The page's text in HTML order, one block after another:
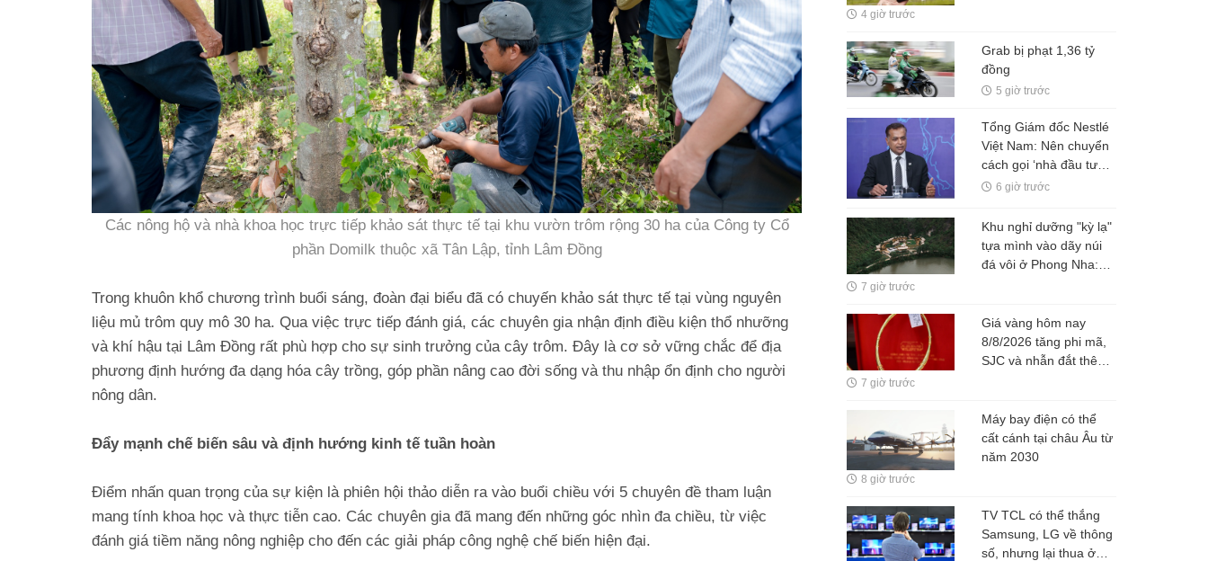
Các nông hộ và nhà khoa học trực tiếp khảo sát thực tế tại khu vườn trôm rộng 30 ha của Công ty Cổ
phần Domilk thuộc xã Tân Lập, tỉnh Lâm Đồng
Trong khuôn khổ chương trình buổi sáng, đoàn đại biểu đã có chuyến khảo sát thực tế tại vùng nguyên
liệu mủ trôm quy mô 30 ha. Qua việc trực tiếp đánh giá, các chuyên gia nhận định điều kiện thổ nhưỡng
và khí hậu tại Lâm Đồng rất phù hợp cho sự sinh trưởng của cây trôm. Đây là cơ sở vững chắc để địa
phương định hướng đa dạng hóa cây trồng, góp phần nâng cao đời sống và thu nhập ổn định cho người
nông dân.
Đẩy mạnh chế biến sâu và định hướng kinh tế tuần hoàn
Điểm nhấn quan trọng của sự kiện là phiên hội thảo diễn ra vào buổi chiều với 5 chuyên đề tham luận
mang tính khoa học và thực tiễn cao. Các chuyên gia đã mang đến những góc nhìn đa chiều, từ việc
đánh giá tiềm năng nông nghiệp cho đến các giải pháp công nghệ chế biến hiện đại.
lớn nhất
4 giờ trước
Grab bị phạt 1,36 tỷ
đồng
5 giờ trước
Tổng Giám đốc Nestlé
Việt Nam: Nên chuyển
cách gọi ‘nhà đầu tư
nước ngoài’ thành ‘đối
đầu tư’
6 giờ trước
Khu nghỉ dưỡng "kỳ lạ"
tựa mình vào dãy núi
đá vôi ở Phong Nha:
khách như bước vào
vùng đất cổ xưa
7 giờ trước
Giá vàng hôm nay
8/8/2026 tăng phi mã,
SJC và nhẫn đắt thêm
7 giờ trước
Máy bay điện có thể
cất cánh tại châu Âu từ
năm 2030
8 giờ trước
TV TCL có thể thắng
Samsung, LG về thông
số, nhưng lại thua ở